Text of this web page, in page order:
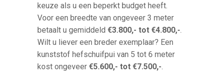
keuze als u een beperkt budget heeft.
Voor een breedte van ongeveer 3 meter
betaalt u gemiddeld€3.800,- tot €4.800,-
Wilt u liever een breder exemplaar? Een
kunststof hefschuifpui van 5 tot 6 meter
kost ongeveer€5.600,- tot €7.500,-